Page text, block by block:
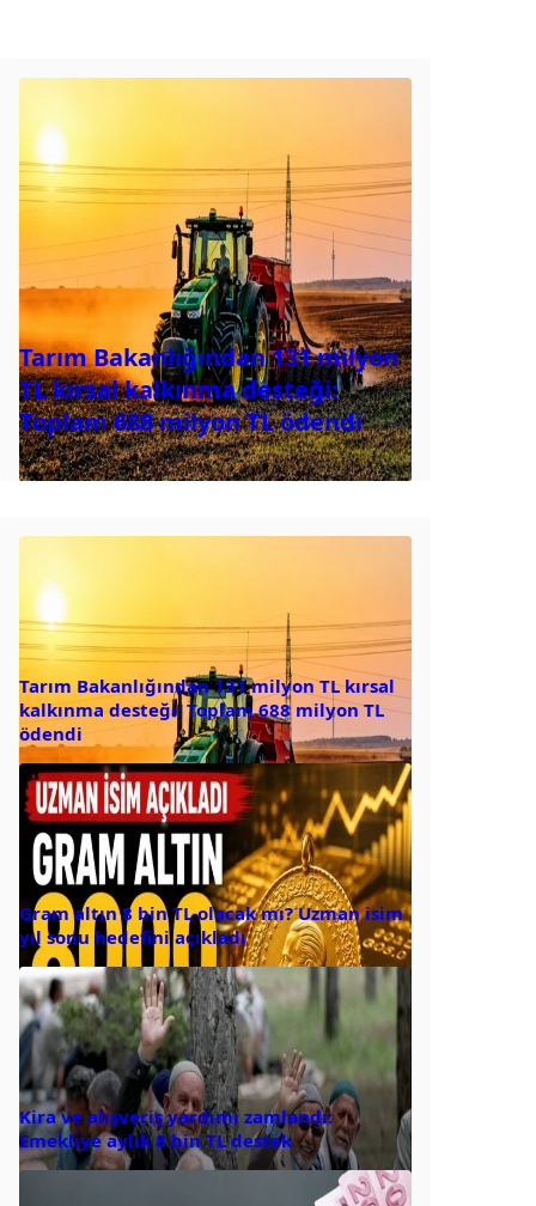
Tarım Bakanlığından 131 milyon
TL kırsal kalkınma desteği:
Toplam 688 milyon TL ödendi
Tarım Bakanlığından 131 milyon TL kırsal
kalkınma desteği: Toplam 688 milyon TL
ödendi
Gram altın 8 bin TL olacak mı? Uzman isim
yıl sonu hedefini açıkladı
Kira ve alışveriş yardımı zamlandı:
Emekliye aylık 8 bin TL destek